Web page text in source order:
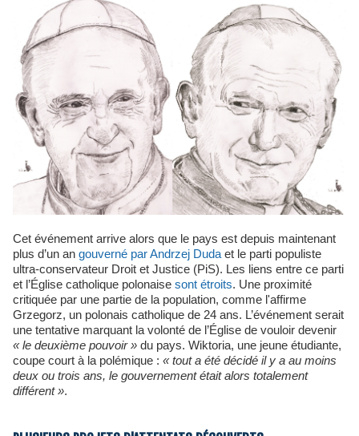
Cet événement arrive alors que le pays est depuis maintenant
plus d’un an gouverné par Andrzej Dudaet le parti populiste
ultra-conservateur Droit et Justice (PiS). Les liens entre ce parti
et l’Église catholique polonaise sont étroits. Une proximité
critiquée par une partie de la population, comme l'affirme
Grzegorz, un polonais catholique de 24 ans. L’événement serait
une tentative marquant la volonté de l’Église de vouloir devenir
« le deuxième pouvoir » du pays. Wiktoria, une jeune étudiante,
coupe court à la polémique : « tout a été décidé il y a au moins
deux ou trois ans, le gouvernement était alors totalement
différent ».